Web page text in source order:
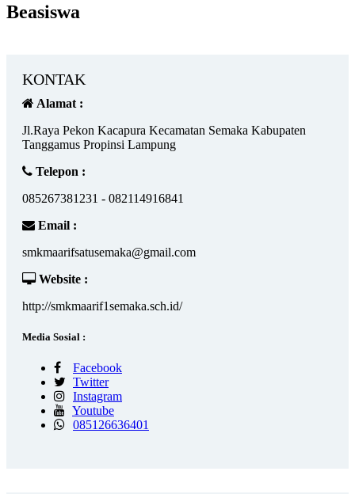
Beasiswa
KONTAK
Alamat :
Jl.Raya Pekon Kacapura Kecamatan Semaka Kabupaten
Tanggamus Propinsi Lampung
Telepon :
085267381231 - 082114916841
Email :
smkmaarifsatusemaka@gmail.com
Website :
http://smkmaarif1semaka.sch.id/
Media Sosial :
Facebook
Twitter
Instagram
Youtube
085126636401